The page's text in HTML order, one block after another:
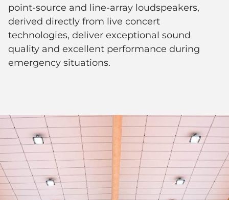
point-source and line-array loudspeakers,
derived directly from live concert
technologies, deliver exceptional sound
quality and excellent performance during
emergency situations.